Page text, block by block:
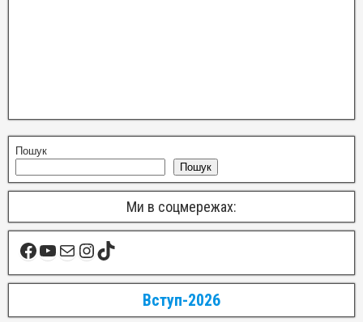
Пошук
Пошук
Ми в соцмережах:
Вступ-2026